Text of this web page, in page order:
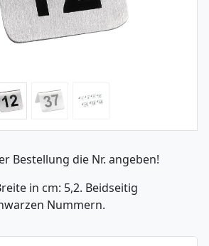
Bestellung die Nr. angeben!
in cm: 5,2. Beidseitig
Nummern.